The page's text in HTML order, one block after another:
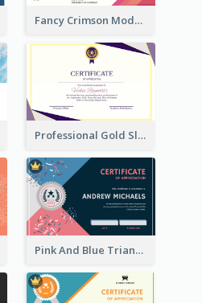
Fancy Crimson Modern Appreciation Certificate Design
Professional Gold Sleek Triangular Elegant Certificate Design
Pink And Blue Triangles Confetti Celebration Certificate